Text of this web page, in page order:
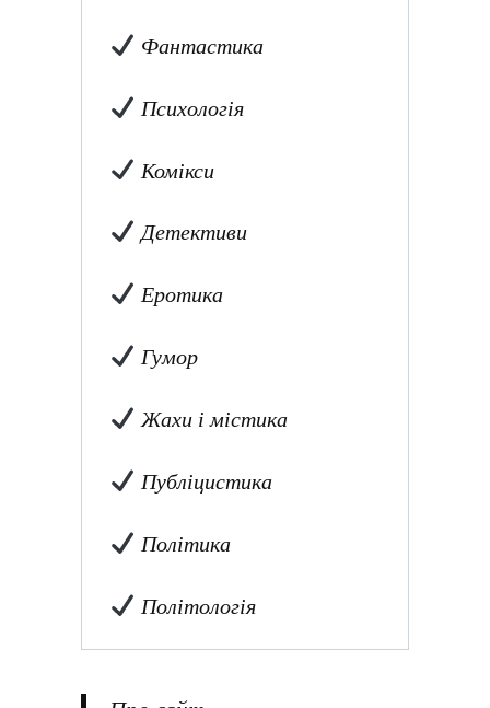
Фантастика
Психологія
Комікси
Детективи
Еротика
Гумор
Жахи і містика
Публіцистика
Політика
Політологія